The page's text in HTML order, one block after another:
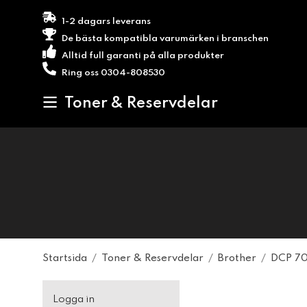
1-2 dagars leverans
De bästa kompatibla varumärken i branschen
Alltid full garanti på alla produkter
Ring oss 0304-808530
Toner & Reservdelar
Startsida / Toner & Reservdelar / Brother / DCP
Logga in